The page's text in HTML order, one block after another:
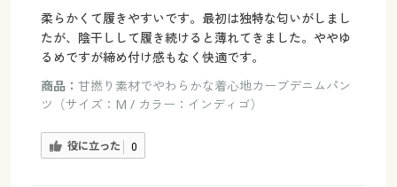
柔らかくて履きやすいです。最初は独特な匂いがしまし
たが、陰干しして履き続けると薄れてきました。ややゆ
るめですが締め付け感もなく快適です。
商品： 甘撚り素材でやわらかな着心地カーブデニムパン
ツ（サイズ：M / カラー：インディゴ）
役に立った 0